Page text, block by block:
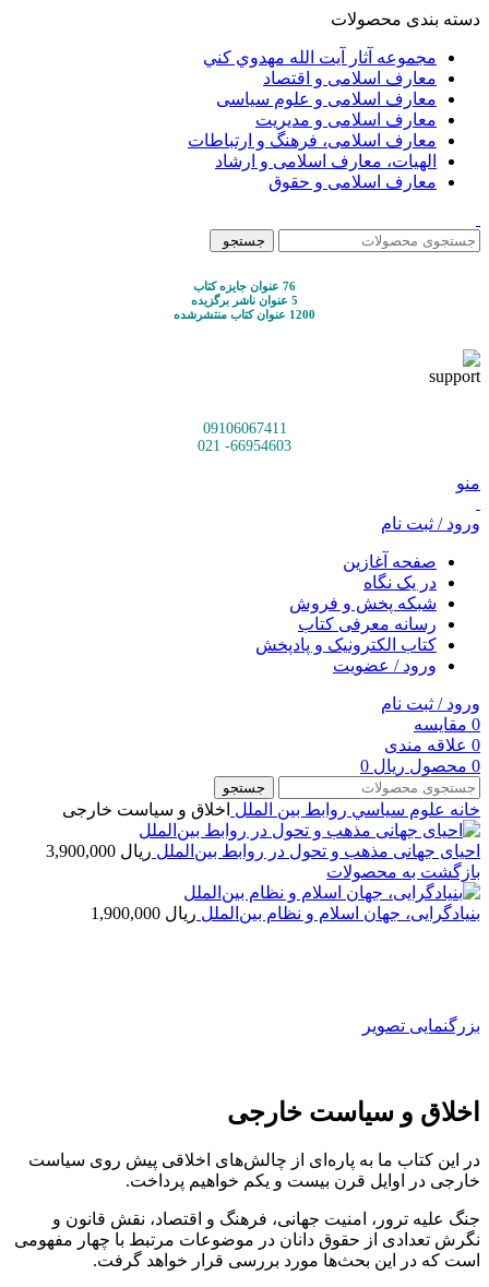
دسته بندی محصولات
مجموعه آثار آيت الله مهدوي كني
معارف اسلامی و اقتصاد
معارف اسلامی و علوم سیاسی
معارف اسلامی و مدیریت
معارف اسلامی، فرهنگ و ارتباطات
الهیات، معارف اسلامی و ارشاد
معارف اسلامی و حقوق
جستجو
76 عنوان جایزه کتاب
5 عنوان ناشر برگزیده
1200 عنوان کتاب منتشرشده
09106067411
66954603- 021
منو
ورود / ثبت نام
صفحه آغازین
در یک نگاه
شبکه پخش و فروش
رسانه معرفی کتاب
کتاب الکترونیک و پادپخش
ورود / عضویت
ورود / ثبت نام
0 مقایسه
0 علاقه مندی
0 محصول ریال
جستجو
خانه علوم سياسي روابط بین الملل اخلاق و سیاست خارجی
احیای جهانی مذهب و تحول در روابط بین‌الملل ریال
بازگشت به محصولات
بنیادگرایی، جهان اسلام و نظام بین‌الملل ریال
بزرگنمایی تصویر
اخلاق و سیاست خارجی
در این کتاب ما به پاره‌ای از چالش‌های اخلاقی پیش روی سیاست
خارجی در اوایل قرن بیست و یکم خواهیم پرداخت.
جنگ علیه ترور، امنیت جهانی، فرهنگ و اقتصاد، نقش قانون و
نگرش تعدادی از حقوق دانان در موضوعات مرتبط با چهار مفهومی
است که در این بحث‌ها مورد بررسی قرار خواهد گرفت.